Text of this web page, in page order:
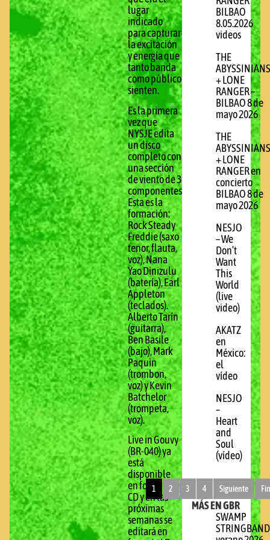
lugar
indicado
para capturar
la excitación
y energía que
tanto banda
como público
sienten.
Es la primera
vez que
NYSJE edita
un disco
completo con
una sección
de viento de 3
componentes.
Esta es la
formación:
Rock Steady
Freddie (saxo
tenor, flauta,
voz), Nana
Yao Dinizulu
(batería), Earl
Appleton
(teclados).
Alberto Tarín
(guitarra),
Ben Basile
(bajo), Mark
Paquin
(trombon,
voz) y Kevin
Batchelor
(trompeta,
voz).
Live in Gouvy
(BR-040) ya
está
disponible
en formato
CD y en las
próximas
semanas se
editará en
BILBAO
8.05.2026
videos
THE
ABYSSINIANS
+ LONE
RANGER –
BILBAO 8 de
mayo 2026
THE
ABYSSINIANS
+ LONE
RANGER en
concierto
BILBAO 8 de
mayo 2026
NESJO
– We
Don’t
Want
This
World
(live
video)
AKATZ
en
México:
el
vídeo
NESJO
–
Heart
and
Soul
(vídeo)
1 2 3 4 Siguiente
MÁS EN GBR
SWAMP
STRINGBAND